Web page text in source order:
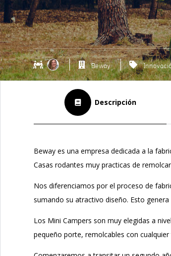
Beway
Descripción
Beway es una empresa dedicada a la
Casas rodantes muy practicas de
Nos diferenciamos por el proceso de
sumando su atractivo diseño. Esto
Los Mini Campers son muy elegidas a
pequeño porte, remolcables con